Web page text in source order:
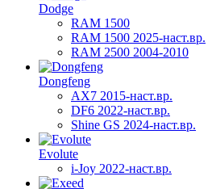
Dodge
RAM 1500
RAM 1500 2025-наст.вр.
RAM 2500 2004-2010
Dongfeng
AX7 2015-наст.вр.
DF6 2022-наст.вр.
Shine GS 2024-наст.вр.
Evolute
i-Joy 2022-наст.вр.